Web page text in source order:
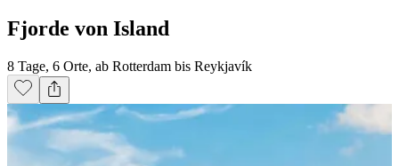
Fjorde von Island
8 Tage, 6 Orte, ab Rotterdam bis Reykjavík